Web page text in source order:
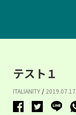
テスト１
ITALIANITY / 2019.07.17